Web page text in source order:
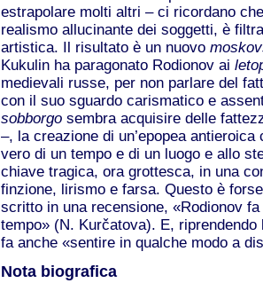
estrapolare molti altri – ci ricordano
realismo allucinante dei soggetti, è
artistica. Il risultato è un nuovo
Kukulin ha paragonato Rodionov ai
medievali russe, per non parlare del
con il suo sguardo carismatico e
sobborgo sembra acquisire delle
–, la creazione di un’epopea
vero di un tempo e di un luogo e allo
chiave tragica, ora grottesca, in una
finzione, lirismo e farsa. Questo è
scritto in una recensione, «Rodionov
tempo» (N. Kurčatova). E,
fa anche «sentire in qualche modo a
Nota biografica